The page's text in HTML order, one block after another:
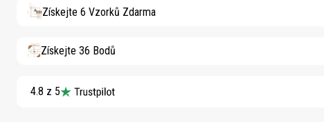
Získejte 6 Vzorků Zdarma
Získejte 36 Bodů
4.8 z 5